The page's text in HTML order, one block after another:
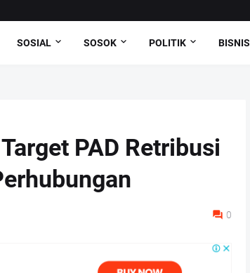
SOSIAL SOSOK POLITIK BISNIS
PAD Retribusi
0